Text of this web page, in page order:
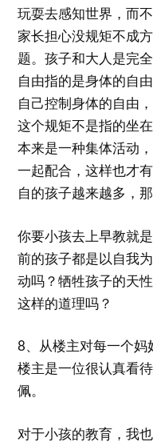
玩耍去感知世界，而
家长担心没规矩不成
题。孩子和大人是完
自由指的是身体的自
自己控制身体的自由
这个规矩不是指的坐
本来是一种集体活动
一起配合，这样也才
自的孩子越来越多，
你要小孩去上早教就
前的孩子都是以自我
动吗？牺牲孩子的天
这样的道理吗？
8、从楼主对每一个妈
楼主是一位很认真看
佩。
对于小孩的教育，我